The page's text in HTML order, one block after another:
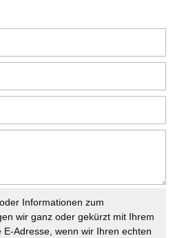
Informationen zum
wir ganz oder gekürzt mit Ihrem
Adresse, wenn wir Ihren echten